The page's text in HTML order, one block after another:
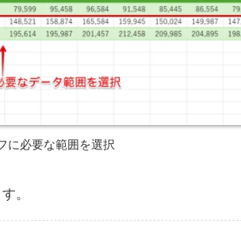
に必要な範囲を選択
。